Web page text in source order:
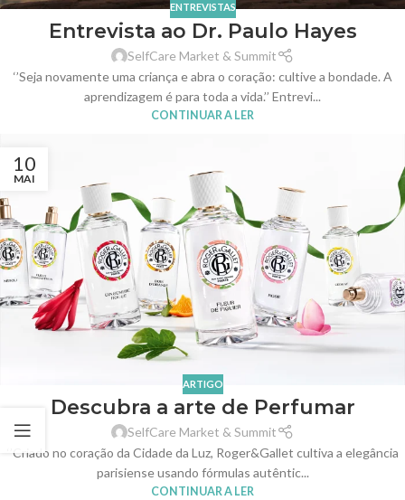
ENTREVISTAS
Entrevista ao Dr. Paulo Hayes
SelfCare Market & Summit
‘’Seja novamente uma criança e abra o coração: cultive a bondade. A
aprendizagem é para toda a vida.’’ Entrevi...
CONTINUAR A LER
10
MAI
ARTIGO
Descubra a arte de Perfumar
SelfCare Market & Summit
‘’Criado no coração da Cidade da Luz, Roger&Gallet cultiva a elegância
parisiense usando fórmulas autêntic...
CONTINUAR A LER